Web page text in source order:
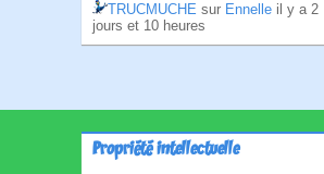
TRUCMUCHE sur Ennelle il y a 2
jours et 10 heures
Propriété intellectuelle